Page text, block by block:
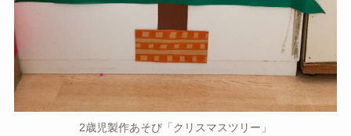
2歳児製作あそび「クリスマスツリー」